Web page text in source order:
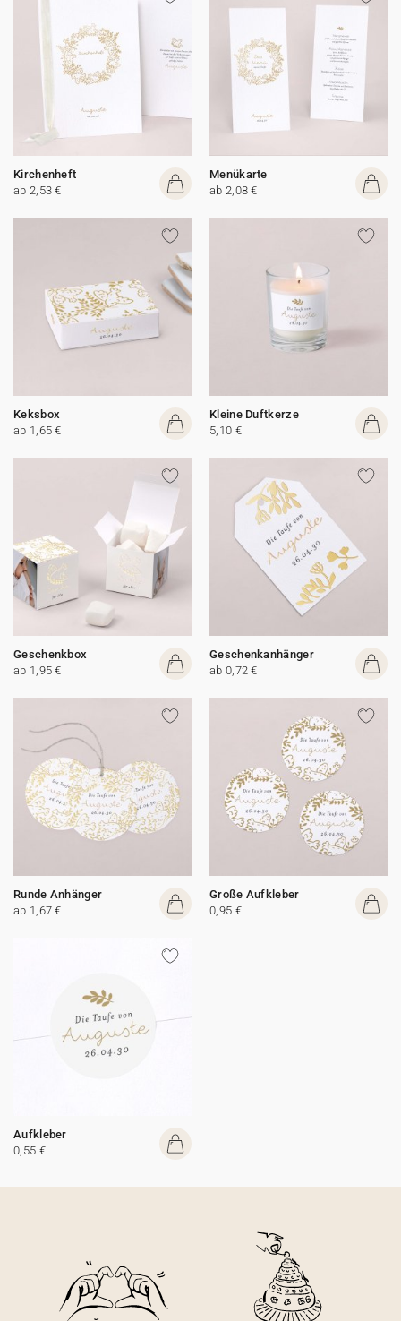
Kirchenheft
ab 2,53 €
Menükarte
ab 2,08 €
Keksbox
ab 1,65 €
Kleine Duftkerze
5,10 €
Geschenkbox
ab 1,95 €
Geschenkanhänger
ab 0,72 €
Runde Anhänger
ab 1,67 €
Große Aufkleber
0,95 €
Aufkleber
0,55 €